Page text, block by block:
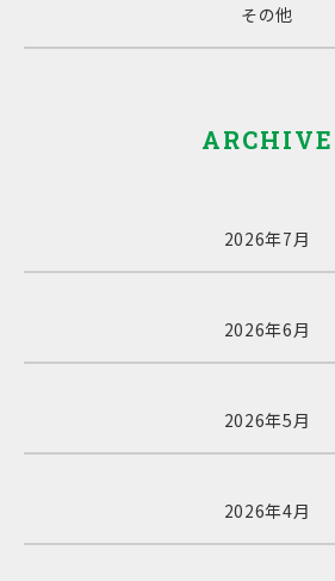
その他
ARCHIVE
2026年7月
2026年6月
2026年5月
2026年4月